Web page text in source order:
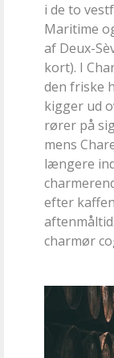
i de to
Maritime
af Deux-
kort). I
den friske
kigger ud
rører på
mens
længere
efter
charmør